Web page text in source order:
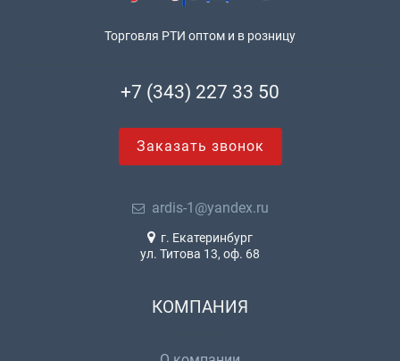
Торговля РТИ оптом и в розницу
+7 (343) 227 33 50
Заказать звонок
ardis-1@yandex.ru
г. Екатеринбург
ул. Титова 13, оф. 68
КОМПАНИЯ